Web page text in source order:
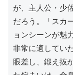
が、主人公・少
だろう。「スカ
ョンシーンが魅
非常に適してい
眼差し、鍛え抜